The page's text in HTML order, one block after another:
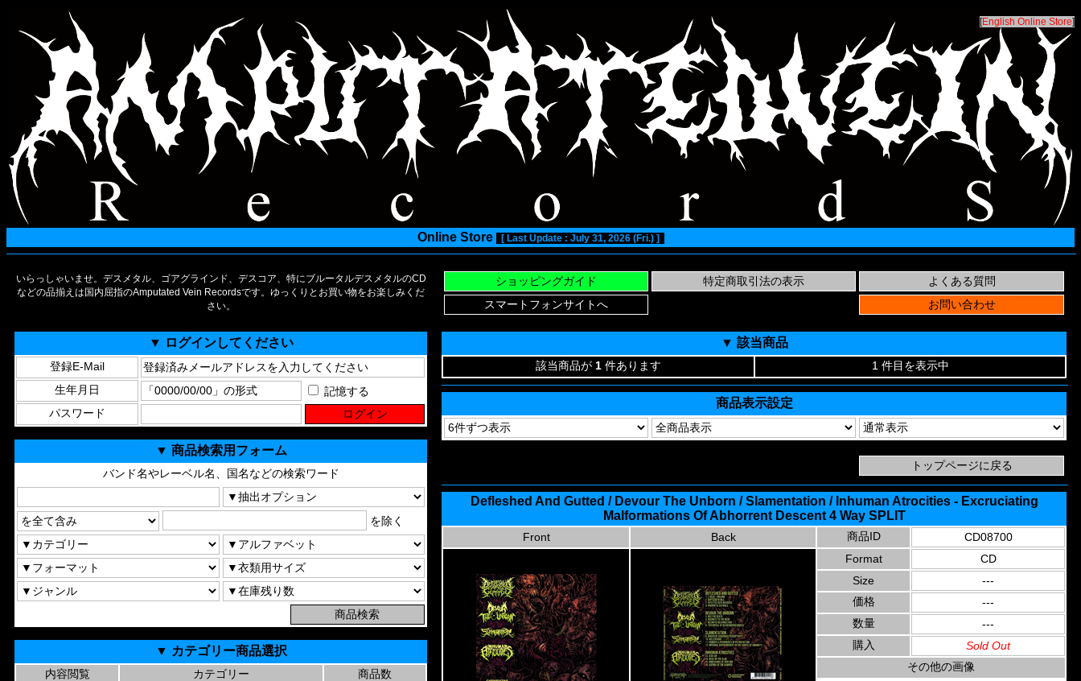
[English Online Store]
Online Store [ Last Update : July 31, 2026 (Fri.) ]
いらっしゃいませ。デスメタル、ゴアグラインド、デスコア、特にブルータルデスメタルのCD
などの品揃えは国内屈指のAmputated Vein Recordsです。ゆっくりとお買い物をお楽しみくだ
さい。
▼ ログインしてください
登録E-Mail
生年月日
記憶する
パスワード
▼ 商品検索用フォーム
バンド名やレーベル名、国名などの検索ワード
を除く
▼ カテゴリー商品選択
内容閲覧 カテゴリー
商品数
▼ 該当商品
該当商品が 1 件あります 1 件目を表示中
商品表示設定
Defleshed And Gutted / Devour The Unborn / Slamentation / Inhuman Atrocities - Excruciating
Malformations Of Abhorrent Descent 4 Way SPLIT
Front Back 商品ID
CD08700
Format
CD
Size
---
価格
---
数量
---
購入
Sold Out
その他の画像